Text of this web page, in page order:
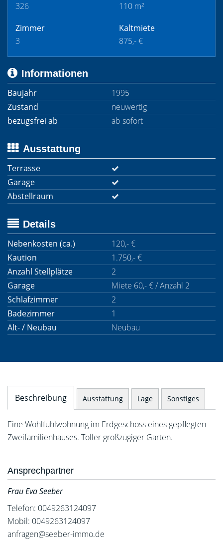
326
110 m²
Zimmer
3
Kaltmiete
875,- €
Informationen
Baujahr
1995
Zustand
neuwertig
bezugsfrei ab
ab sofort
Ausstattung
Terrasse
Garage
Abstellraum
Details
Nebenkosten (ca.)
120,- €
Kaution
1.750,- €
Anzahl Stellplätze
2
Garage
Miete 60,- € / Anzahl 2
Schlafzimmer
2
Badezimmer
1
Alt- / Neubau
Neubau
Beschreibung Ausstattung Lage Sonstiges
Eine Wohlfühlwohnung im Erdgeschoss eines gepflegten
Zweifamilienhauses. Toller großzügiger Garten.
Ansprechpartner
Frau Eva Seeber
Telefon: 0049263124097
Mobil: 0049263124097
anfragen@seeber-immo.de